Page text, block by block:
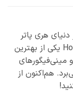
هری پاتر
هستید، لگو Hogwarts Room of Requirement یکی از بهترین
هم‌اکنون از